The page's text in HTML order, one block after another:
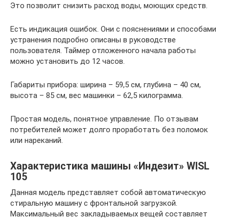
Это позволит снизить расход воды, моющих средств.
Есть индикация ошибок. Они с пояснениями и способами
устранения подробно описаны в руководстве
пользователя. Таймер отложенного начала работы
можно установить до 12 часов.
Габариты прибора: ширина – 59,5 см, глубина – 40 см,
высота – 85 см, вес машинки – 62,5 килограмма.
Простая модель, понятное управление. По отзывам
потребителей может долго проработать без поломок
или нареканий.
Характеристика машины «Индезит» WISL
105
Данная модель представляет собой автоматическую
стиральную машину с фронтальной загрузкой.
Максимальный вес закладываемых вещей составляет